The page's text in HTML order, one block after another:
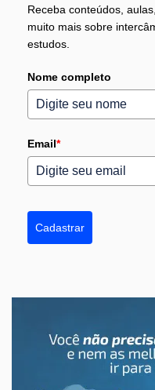
Receba conteúdos,
muito mais sobre
estudos.
Nome completo
Email*
Cadastrar